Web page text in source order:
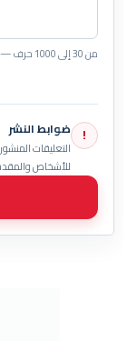
من 30 إلى 1000 حرف — لا تُقبل الروابط أو أكواد HTML.
! ضوابط النشر
التعليقات
للأشخاص